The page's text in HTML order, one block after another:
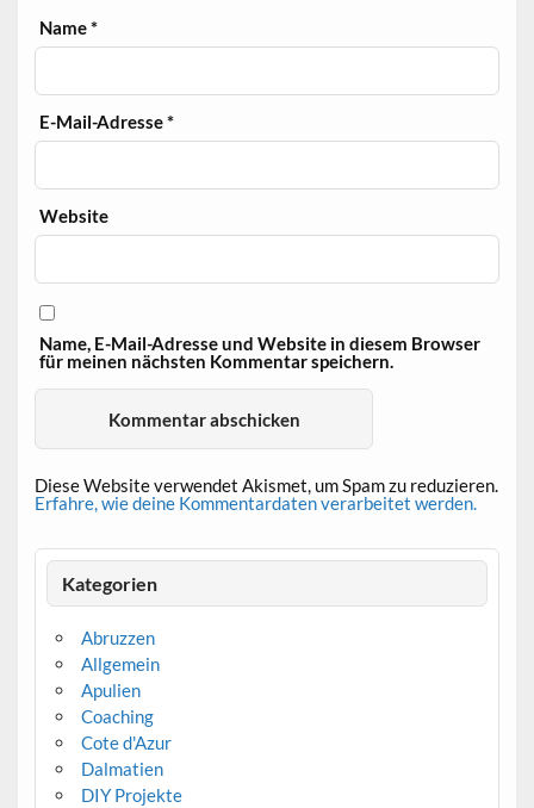
Name*
E-Mail-Adresse*
Website
Name, E-Mail-Adresse und Website in diesem Browser
für meinen nächsten Kommentar speichern.
Diese Website verwendet Akismet, um Spam zu reduzieren.
Erfahre, wie deine Kommentardaten verarbeitet werden.
Kategorien
Abruzzen
Allgemein
Apulien
Coaching
Cote d'Azur
Dalmatien
DIY Projekte